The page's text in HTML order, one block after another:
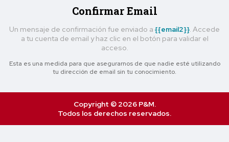
Confirmar Email
Un mensaje de confirmación fue enviado a {{email2}} . Accede
a tu cuenta de email y haz clic en el botón para validar el
acceso.
Esta es una medida para que asegurarnos de que nadie esté utilizando
tu dirección de email sin tu conocimiento.
Copyright © 2026 P&M.
Todos los derechos reservados.